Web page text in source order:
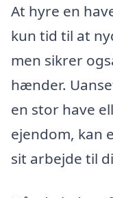
At hyre en
kun tid til at
men sikrer
hænder.
en stor have
ejendom, kan
sit arbejde til